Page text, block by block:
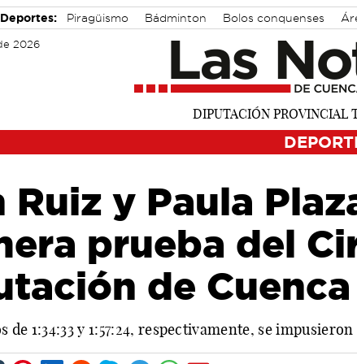
Piragüismo Bádminton Bolos conquenses
2026
Ruiz y Paula
prueba del
de Cuenca
de 1:34:33 y 1:57:24, respectivamente, se